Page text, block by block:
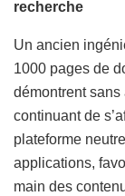
recherche
Un ancien
1000 pages de
démontrent sans
continuant de
plateforme
applications,
main des